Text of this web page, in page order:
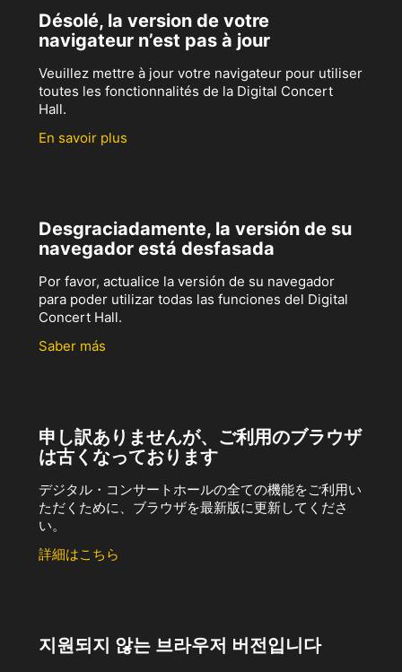
Désolé, la version de votre
navigateur n’est pas à jour
Veuillez mettre à jour votre navigateur pour utiliser
toutes les fonctionnalités de la Digital Concert
Hall.
En savoir plus
Desgraciadamente, la versión de su
navegador está desfasada
Por favor, actualice la versión de su navegador
para poder utilizar todas las funciones del Digital
Concert Hall.
Saber más
申し訳ありませんが、ご利用のブラウザ
は古くなっております
デジタル・コンサートホールの全ての機能をご利用い
ただくために、ブラウザを最新版に更新してくださ
い。
詳細はこちら
지원되지 않는 브라우저 버전입니다